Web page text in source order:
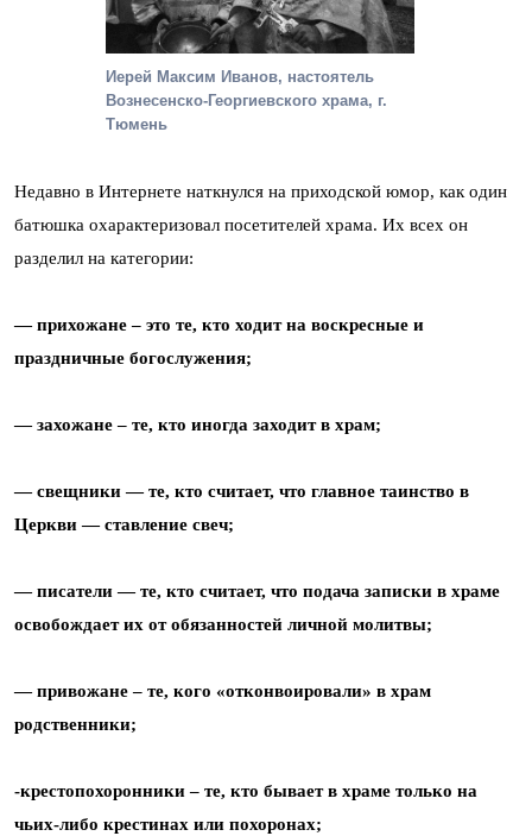
Иерей Максим Иванов, настоятель
Вознесенско-Георгиевского храма, г.
Тюмень
Недавно в Интернете наткнулся на приходской юмор, как один
батюшка охарактеризовал посетителей храма. Их всех он
разделил на категории:
— прихожане – это те, кто ходит на воскресные и
праздничные богослужения;
— захожане – те, кто иногда заходит в храм;
— свещники — те, кто считает, что главное таинство в
Церкви — ставление свеч;
— писатели — те, кто считает, что подача записки в храме
освобождает их от обязанностей личной молитвы;
— привожане – те, кого «отконвоировали» в храм
родственники;
-крестопохоронники – те, кто бывает в храме только на
чьих-либо крестинах или похоронах;